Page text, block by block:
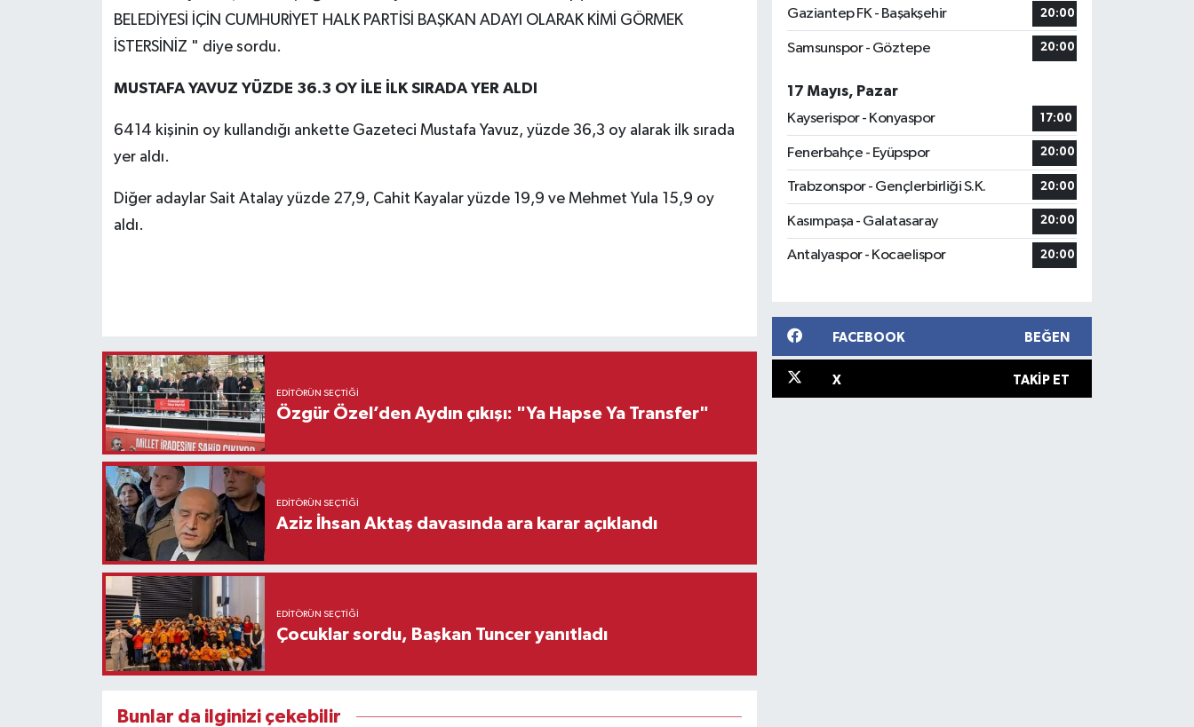
BELEDİYESİ İÇİN CUMHURİYET HALK PARTİSİ BAŞKAN ADAYI OLARAK KİMİ GÖRMEK
İSTERSİNİZ " diye sordu.
MUSTAFA YAVUZ YÜZDE 36.3 OY İLE İLK SIRADA YER ALDI
6414 kişinin oy kullandığı ankette Gazeteci Mustafa Yavuz, yüzde 36,3 oy alarak ilk sırada
yer aldı.
Diğer adaylar Sait Atalay yüzde 27,9, Cahit Kayalar yüzde 19,9 ve Mehmet Yula 15,9 oy
aldı.
EDITÖRÜN SEÇTIĞI
Özgür Özel’den Aydın çıkışı: "Ya Hapse Ya Transfer"
EDITÖRÜN SEÇTIĞI
Aziz İhsan Aktaş davasında ara karar açıklandı
EDITÖRÜN SEÇTIĞI
Çocuklar sordu, Başkan Tuncer yanıtladı
Bunlar da ilginizi çekebilir
Gaziantep FK - Başakşehir 20:00
Samsunspor - Göztepe 20:00
17 Mayıs, Pazar
Kayserispor - Konyaspor
17:00
Fenerbahçe - Eyüpspor 20:00
Trabzonspor - Gençlerbirliği S.K. 20:00
Kasımpaşa - Galatasaray 20:00
Antalyaspor - Kocaelispor 20:00
FACEBOOK BEĞEN
X TAKIP ET